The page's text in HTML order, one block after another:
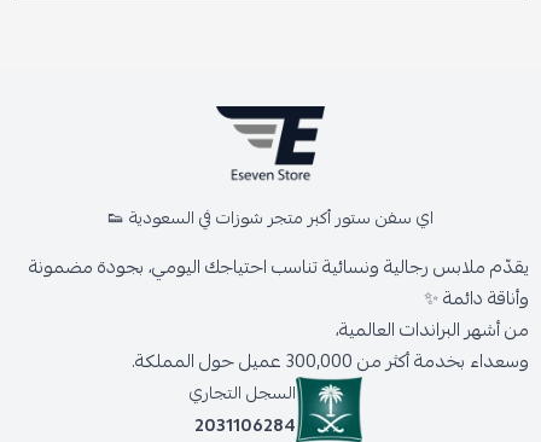
اي سفن ستور أكبر متجر شوزات في السعودية 👟
يقدّم ملابس رجالية ونسائية تناسب احتياجك اليومي، بجودة مضمونة
وأناقة دائمة ✨
من أشهر البراندات العالمية،
وسعداء بخدمة أكثر من 300,000 عميل حول المملكة.
السجل التجاري
2031106284